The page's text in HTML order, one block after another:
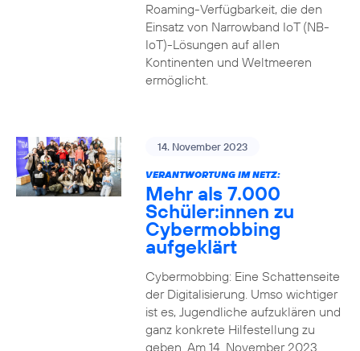
Roaming-Verfügbarkeit, die den
Einsatz von Narrowband IoT (NB-
IoT)-Lösungen auf allen
Kontinenten und Weltmeeren
ermöglicht.
14. November 2023
VERANTWORTUNG IM NETZ:
Mehr als 7.000
Schüler:innen zu
Cybermobbing
aufgeklärt
Cybermobbing: Eine Schattenseite
der Digitalisierung. Umso wichtiger
ist es, Jugendliche aufzuklären und
ganz konkrete Hilfestellung zu
geben. Am 14. November 2023